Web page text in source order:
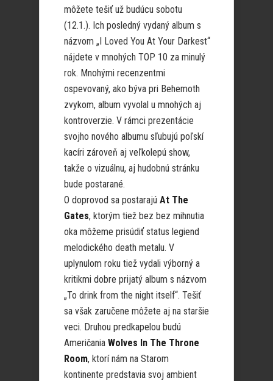
môžete tešiť už budúcu sobotu
(12.1.). Ich posledný vydaný album s
názvom „I Loved You At Your Darkest“
nájdete v mnohých TOP 10 za minulý
rok. Mnohými recenzentmi
ospevovaný, ako býva pri Behemoth
zvykom, album vyvolal u mnohých aj
kontroverzie. V rámci prezentácie
svojho nového albumu sľubujú poľskí
kacíri zároveň aj veľkolepú show,
takže o vizuálnu, aj hudobnú stránku
bude postarané.
O doprovod sa postarajú At The
Gates, ktorým tiež bez bez mihnutia
oka môžeme prisúdiť status legiend
melodického death metalu. V
uplynulom roku tiež vydali výborný a
kritikmi dobre prijatý album s názvom
„To drink from the night itself“. Tešiť
sa však zaručene môžete aj na staršie
veci. Druhou predkapelou budú
Američania Wolves In The Throne
Room, ktorí nám na Starom
kontinente predstavia svoj ambient